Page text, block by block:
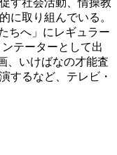
に取り組んでいる。
ちへ」にレギュラー
テーターとして出
、いけばなの才能査
するなど、テレビ・